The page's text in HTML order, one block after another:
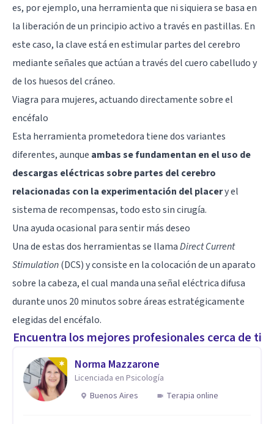
es, por ejemplo, una herramienta que ni siquiera se basa en
la liberación de un principio activo a través en pastillas. En
este caso, la clave está en estimular partes del cerebro
mediante señales que actúan a través del cuero cabelludo y
de los huesos del cráneo.
Viagra para mujeres, actuando directamente sobre el
encéfalo
Esta herramienta prometedora tiene dos variantes
diferentes, aunque ambas se fundamentan en el uso de
descargas eléctricas sobre partes del cerebro
relacionadas con la experimentación del placery el
sistema de recompensas, todo esto sin cirugía.
Una ayuda ocasional para sentir más deseo
Una de estas dos herramientas se llamaDirect Current
Stimulation(DCS) y consiste en la colocación de un aparato
sobre la cabeza, el cual manda una señal eléctrica difusa
durante unos 20 minutos sobre áreas estratégicamente
elegidas del encéfalo.
Encuentra los mejores profesionales cerca de ti
Norma Mazzarone
Licenciada en Psicología
Buenos Aires
Terapia online